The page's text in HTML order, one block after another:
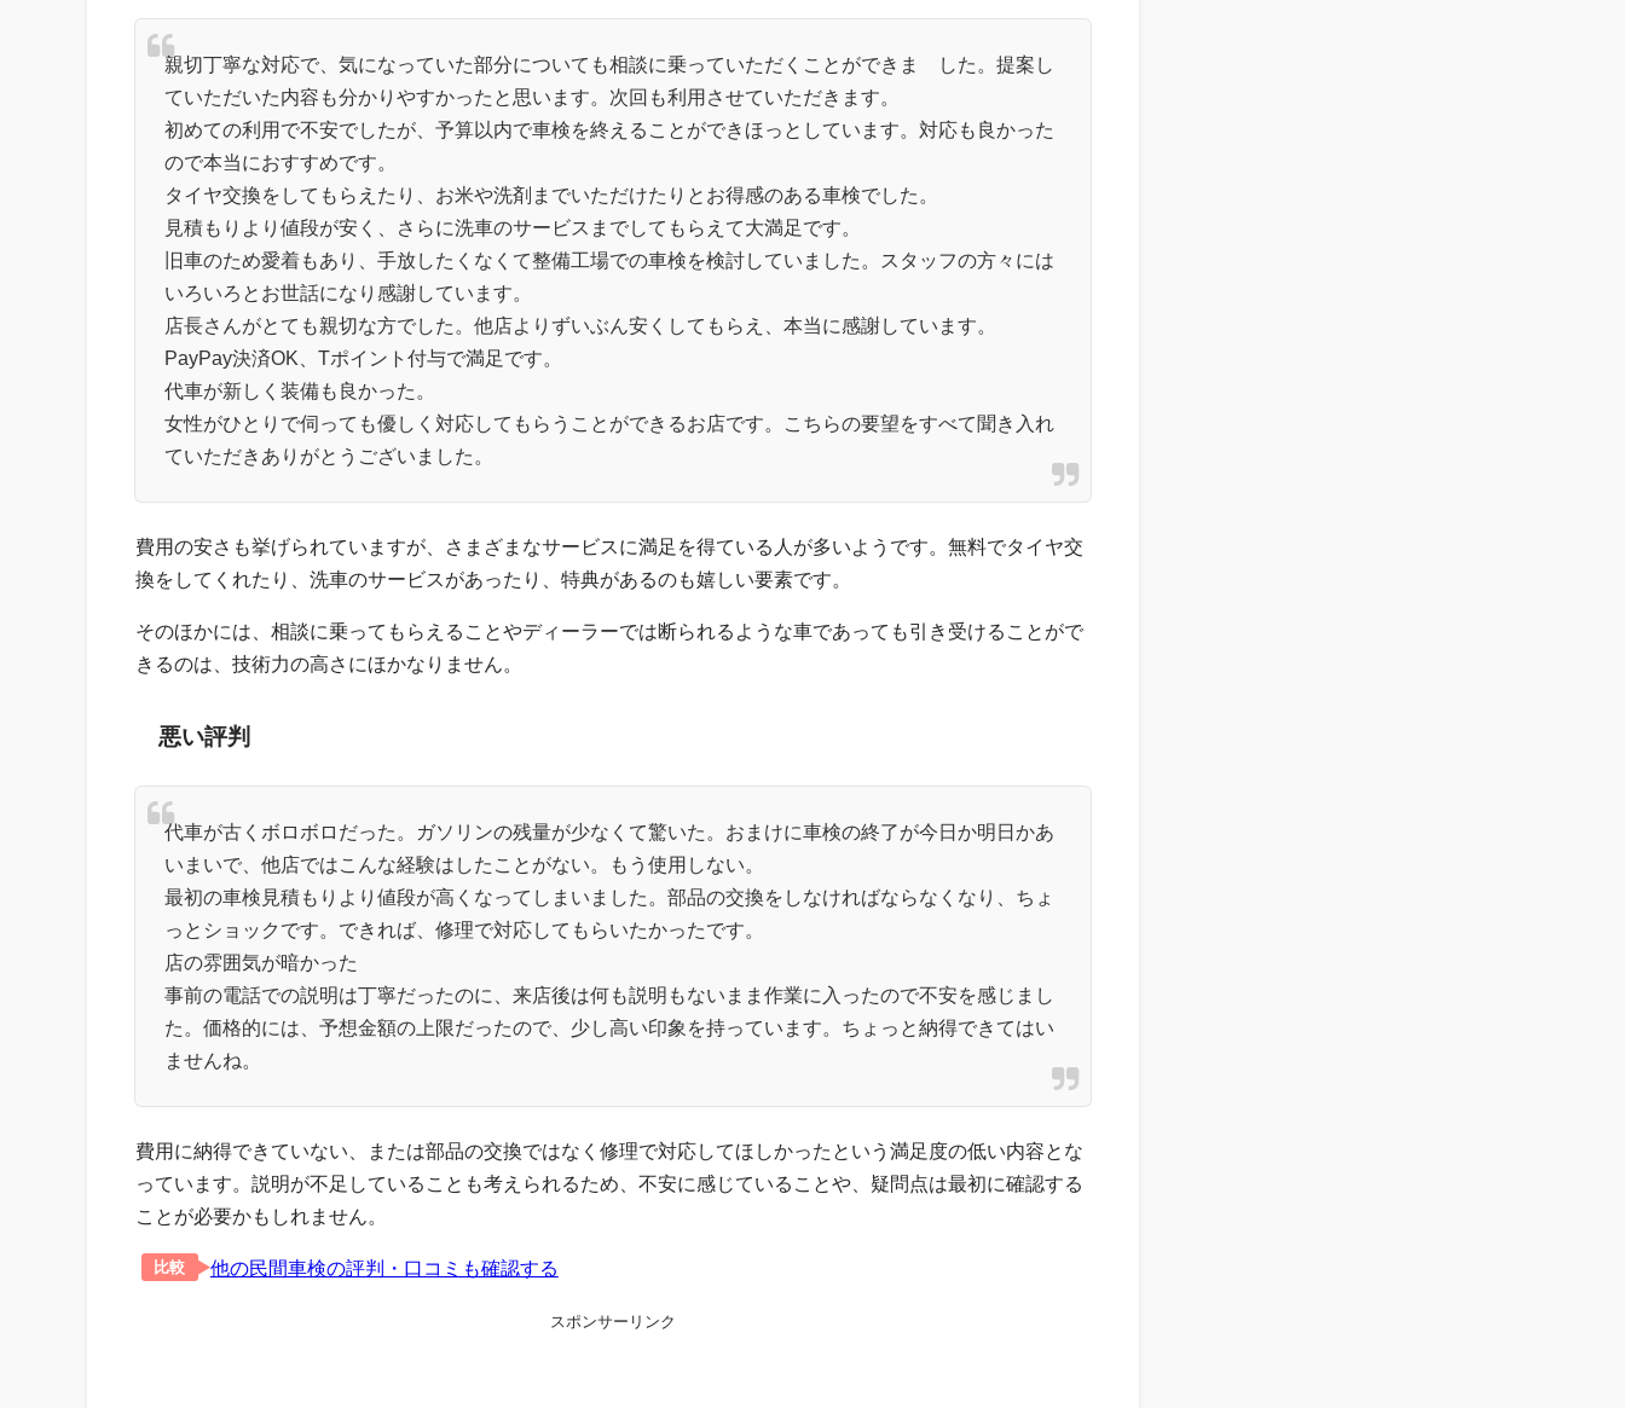
親切丁寧な対応で、気になっていた部分についても相談に乗っていただくことができま した。提案し
ていただいた内容も分かりやすかったと思います。次回も利用させていただきます。
初めての利用で不安でしたが、予算以内で車検を終えることができほっとしています。対応も良かった
ので本当におすすめです。
タイヤ交換をしてもらえたり、お米や洗剤までいただけたりとお得感のある車検でした。
見積もりより値段が安く、さらに洗車のサービスまでしてもらえて大満足です。
旧車のため愛着もあり、手放したくなくて整備工場での車検を検討していました。スタッフの方々には
いろいろとお世話になり感謝しています。
店長さんがとても親切な方でした。他店よりずいぶん安くしてもらえ、本当に感謝しています。
PayPay決済OK、Tポイント付与で満足です。
代車が新しく装備も良かった。
女性がひとりで伺っても優しく対応してもらうことができるお店です。こちらの要望をすべて聞き入れ
ていただきありがとうございました。
費用の安さも挙げられていますが、さまざまなサービスに満足を得ている人が多いようです。無料でタイヤ交
換をしてくれたり、洗車のサービスがあったり、特典があるのも嬉しい要素です。
そのほかには、相談に乗ってもらえることやディーラーでは断られるような車であっても引き受けることがで
きるのは、技術力の高さにほかなりません。
悪い評判
代車が古くボロボロだった。ガソリンの残量が少なくて驚いた。おまけに車検の終了が今日か明日かあ
いまいで、他店ではこんな経験はしたことがない。もう使用しない。
最初の車検見積もりより値段が高くなってしまいました。部品の交換をしなければならなくなり、ちょ
っとショックです。できれば、修理で対応してもらいたかったです。
店の雰囲気が暗かった
事前の電話での説明は丁寧だったのに、来店後は何も説明もないまま作業に入ったので不安を感じまし
た。価格的には、予想金額の上限だったので、少し高い印象を持っています。ちょっと納得できてはい
ませんね。
費用に納得できていない、または部品の交換ではなく修理で対応してほしかったという満足度の低い内容とな
っています。説明が不足していることも考えられるため、不安に感じていることや、疑問点は最初に確認する
ことが必要かもしれません。
比較 他の民間車検の評判・口コミも確認する
スポンサーリンク